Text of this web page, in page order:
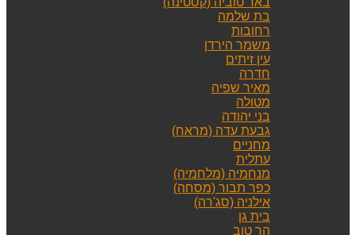
בת שלמה
רחובות
משמר הירדן
עין זיתים
חדרה
מאיר שפיה
מטולה
בני יהודה
גבעת עדה (מראח)
מחניים
עתלית
מנחמיה (מלחמיה)
כפר תבור (מסחה)
אילניה (סג'רה)
בית גן
הר טוב